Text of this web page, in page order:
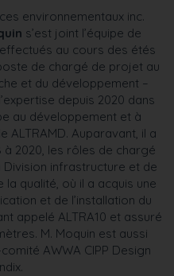
environnementaux inc.
s’est joint l’équipe de
au cours des étés
de chargé de projet au
et du développement –
depuis 2020 dans
au développement et à
ALTRAMD. Auparavant, il a
à 2020, les rôles de chargé
infrastructure et de
qualité, où il a acquis une
et de l’installation du
appelé ALTRA10 et assuré
M. Moquin est aussi
AWWA CIPP Design